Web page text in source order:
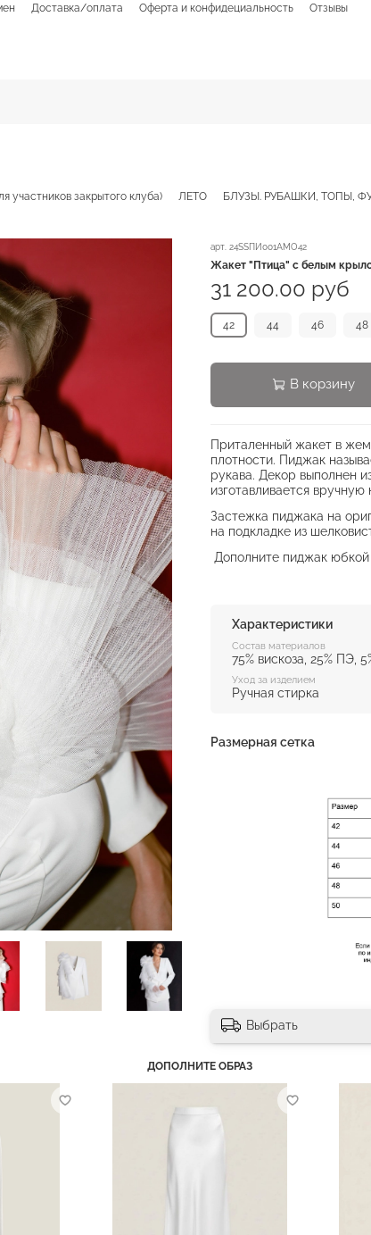
Доставка/оплата Оферта и конфидециальность Отзывы
участников закрытого клуба) ЛЕТО БЛУЗЫ. РУБАШКИ, ТОПЫ,
арт. 24SSПИ001АМО42
Жакет "Птица" с белым
31 200.00 руб
42 44 46 48
В корзину
Приталенный жакет в
плотности. Пиджак
рукава. Декор выполнен
изготавливается
Застежка пиджака на
на подкладке из
Дополните пиджак
Характеристики
Состав материалов
75% вискоза, 25% ПЭ,
Уход за изделием
Ручная стирка
Размерная сетка
Выбрать
ДОПОЛНИТЕ ОБРАЗ